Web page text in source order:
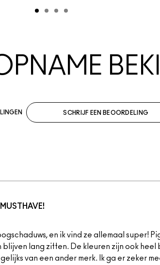
SCHRIJF EEN BEOORDELING
en ik vind ze allemaal super!
blijven lang zitten. De kleuren zijn ook heel
van een ander merk. Ik ga er zeker